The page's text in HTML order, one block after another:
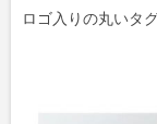
ロゴ入りの丸いタ